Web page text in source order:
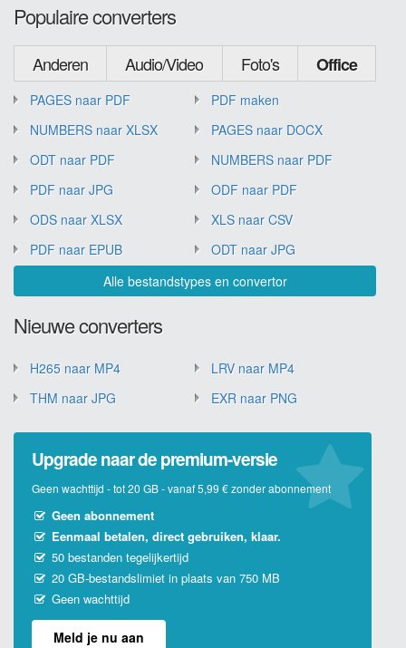
Populaire converters
Anderen Audio/Video Foto's Office
PAGES naar PDF
PDF maken
NUMBERS naar XLSX
PAGES naar DOCX
ODT naar PDF
NUMBERS naar PDF
PDF naar JPG
ODF naar PDF
ODS naar XLSX
XLS naar CSV
PDF naar EPUB
ODT naar JPG
Alle bestandstypes en convertor
Nieuwe converters
H265 naar MP4
LRV naar MP4
THM naar JPG
EXR naar PNG
Upgrade naar de premium-versie
Geen wachttijd - tot 20 GB - vanaf 5,99 € zonder abonnement
Geen abonnement
Eenmaal betalen, direct gebruiken, klaar.
50 bestanden tegelijkertijd
20 GB-bestandslimiet in plaats van 750 MB
Geen wachttijd
Meld je nu aan